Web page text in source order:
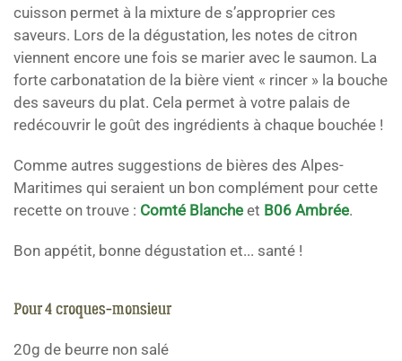
cuisson permet à la mixture de s’approprier ces
saveurs. Lors de la dégustation, les notes de citron
viennent encore une fois se marier avec le saumon. La
forte carbonatation de la bière vient « rincer » la bouche
des saveurs du plat. Cela permet à votre palais de
redécouvrir le goût des ingrédients à chaque bouchée !
Comme autres suggestions de bières des Alpes-
Maritimes qui seraient un bon complément pour cette
recette on trouve : Comté Blanche et B06 Ambrée.
Bon appétit, bonne dégustation et... santé !
Pour 4 croques-monsieur
20g de beurre non salé